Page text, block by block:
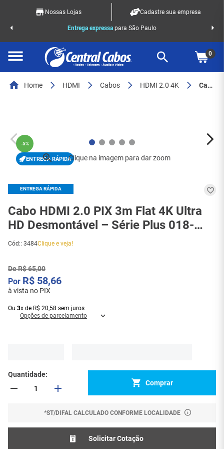
Nossas Lojas
Cadastre sua empresa
Entrega expressa para São Paulo
0
Home HDMI Cabos HDMI 2.0 4K Cabo HDMI 2.0 PIX 3m Flat 4K Ultra HD Desmontável – Série Plus 018-9823 - 3484
-5%
ENTREGA RÁPIDA
ENTREGA RÁPIDA
Cabo HDMI 2.0 PIX 3m Flat 4K Ultra
HD Desmontável – Série Plus 018-
9823 - 3484
Cód:: 3484Clique e veja!
DeR$65,00
R$ 58,66
à vista no PIX
Ou 3x de R$ 20,58 sem juros
Opções de parcelamento
Quantidade
Comprar
*ST/DIFAL CALCULADO CONFORME LOCALIDADE
Solicitar Cotação